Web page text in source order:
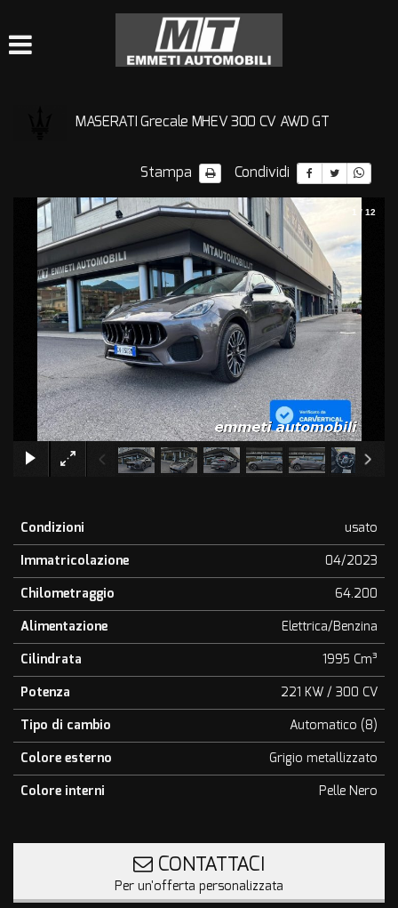
QUELLO CHE VI SIETE
ACQUISTIAMO USATO
CONTATTI
CHI SIAMO
MASERATI Grecale MHEV 300 CV AWD GT
Stampa Condividi
×
/ 12
Condizioni
usato
Immatricolazione
04/2023
Chilometraggio
64.200
Alimentazione
Elettrica/Benzina
Cilindrata
1995 Cm³
Potenza
221 KW / 300 CV
Tipo di cambio
Automatico (8)
Colore esterno
Grigio metallizzato
Colore interni
Pelle Nero
CONTATTACI
Per un'offerta personalizzata